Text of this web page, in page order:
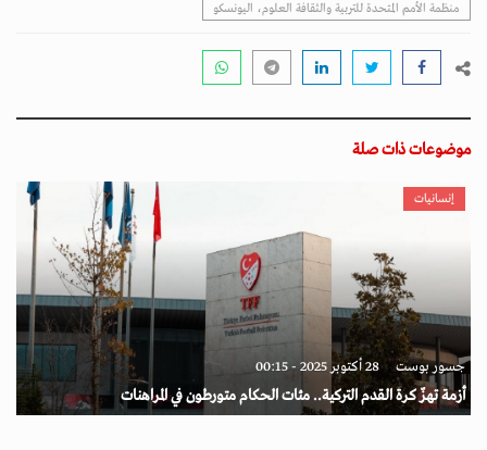
منظمة الأمم المتحدة للتربية والثقافة العلوم، اليونسكو
موضوعات ذات صلة
إنسانيات
جسور بوست 28 أكتوبر 2025 - 00:15
أزمة تهزّ كرة القدم التركية.. مئات الحكام متورطون في المراهنات